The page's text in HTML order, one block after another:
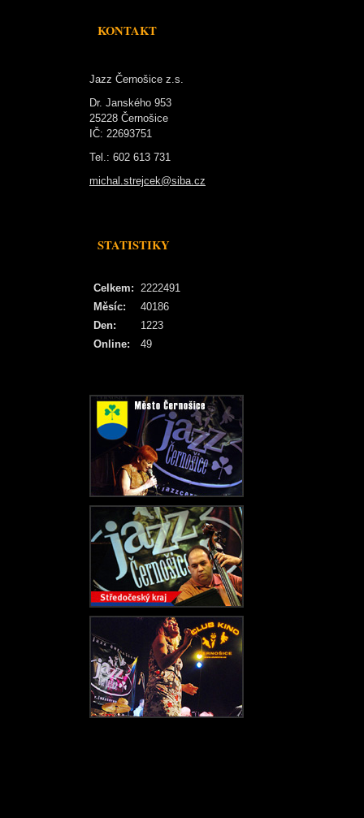
KONTAKT
Jazz Černošice z.s.
Dr. Janského 953
25228 Černošice
IČ: 22693751
Tel.: 602 613 731
michal.strejcek@siba.cz
STATISTIKY
Online: 49
Celkem: 2222491
Měsíc:
40186
Den:
1223